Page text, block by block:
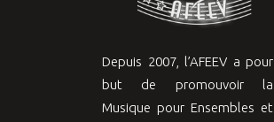
Depuis 2007, l’AFEEV a pour
but de promouvoir la
Musique pour Ensembles et